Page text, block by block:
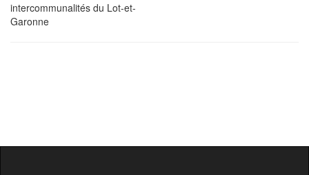
intercommunalités du Lot-et-
Garonne